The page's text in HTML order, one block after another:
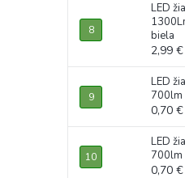
LED
biela
2,99 €
LED
700lm
0,70 €
LED
700lm
0,70 €